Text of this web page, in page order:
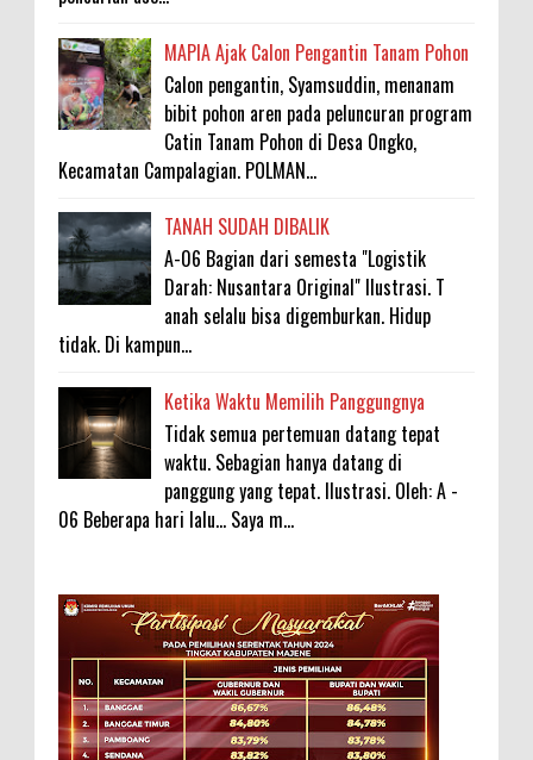
MAPIA Ajak Calon Pengantin Tanam Pohon
Calon pengantin, Syamsuddin, menanam
bibit pohon aren pada peluncuran program
Catin Tanam Pohon di Desa Ongko,
Kecamatan Campalagian. POLMAN...
TANAH SUDAH DIBALIK
A-06 Bagian dari semesta "Logistik
Darah: Nusantara Original" Ilustrasi. T
anah selalu bisa digemburkan. Hidup
tidak. Di kampun...
Ketika Waktu Memilih Panggungnya
Tidak semua pertemuan datang tepat
waktu. Sebagian hanya datang di
panggung yang tepat. Ilustrasi. Oleh: A -
06 Beberapa hari lalu... Saya m...